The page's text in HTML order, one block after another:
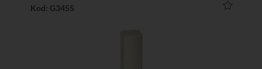
Kod: G3455